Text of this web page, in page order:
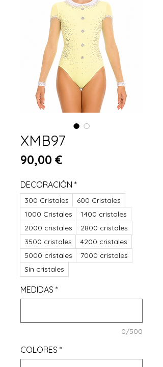
XMB97
90,00 €
DECORACIÓN *
300 Cristales
600 Cristales
1000 Cristales
1400 cristales
2000 cristales
2800 cristales
3500 cristales
4200 cristales
5000 cristales
7000 cristales
Sin cristales
MEDIDAS *
0/500
COLORES *